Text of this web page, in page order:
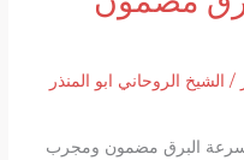
/ الشيخ الروحاني ابو المنذر
بسرعة البرق مضمون ومجرب